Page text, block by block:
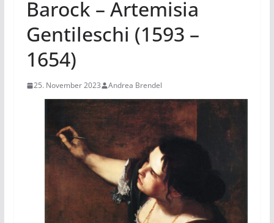
Barock – Artemisia
Gentileschi (1593 –
1654)
25. November 2023 Andrea Brendel